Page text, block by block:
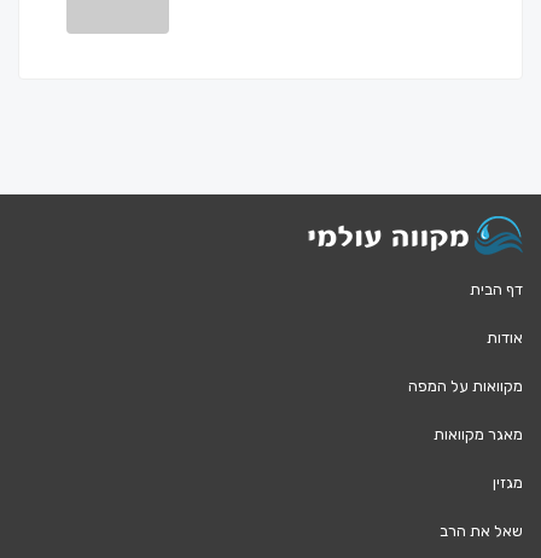
דף הבית
אודות
מקוואות על המפה
מאגר מקוואות
מגזין
שאל את הרב